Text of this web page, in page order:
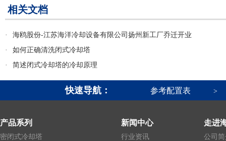
相关文档
·
海鸥股份-江苏海洋冷却设备有限公司扬州新工厂乔迁开业
·
如何正确清洗闭式冷却塔
·
简述闭式冷却塔的冷却原理
快速导航： 参考配置表 >
产品系列
密闭式冷却塔
新闻中心
行业资讯
走进
公司